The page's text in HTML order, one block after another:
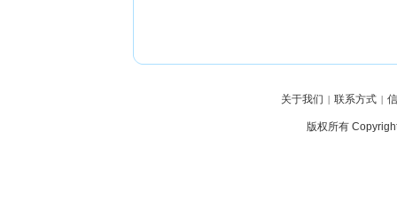
关于我们 | 联系方式 |
版权所有